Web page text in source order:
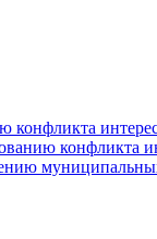
конфликта
конфликта